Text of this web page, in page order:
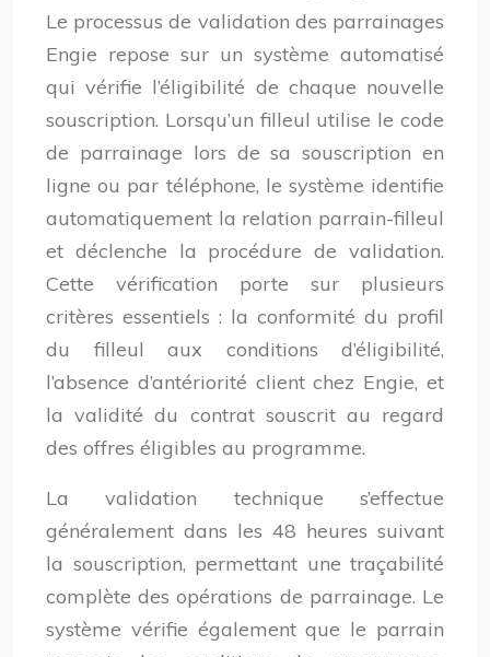
Le processus de validation des parrainages
Engie repose sur un système automatisé
qui vérifie l’éligibilité de chaque nouvelle
souscription. Lorsqu’un filleul utilise le code
de parrainage lors de sa souscription en
ligne ou par téléphone, le système identifie
automatiquement la relation parrain-filleul
et déclenche la procédure de validation.
Cette vérification porte sur plusieurs
critères essentiels : la conformité du profil
du filleul aux conditions d’éligibilité,
l’absence d’antériorité client chez Engie, et
la validité du contrat souscrit au regard
des offres éligibles au programme.
La validation technique s’effectue
généralement dans les 48 heures suivant
la souscription, permettant une traçabilité
complète des opérations de parrainage. Le
système vérifie également que le parrain